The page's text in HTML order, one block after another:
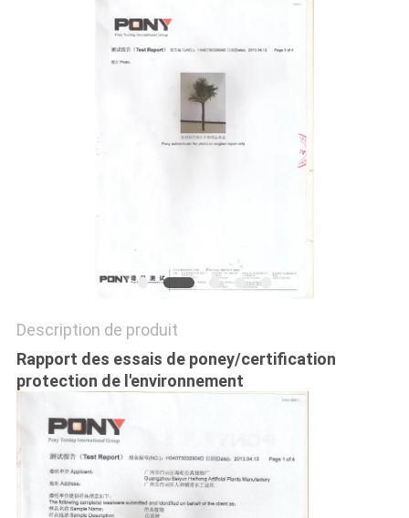
DEMANDEZ
DE
CONFIDENTIALITÉ
Description de produit
Rapport des essais de poney/certification
protection de l'environnement